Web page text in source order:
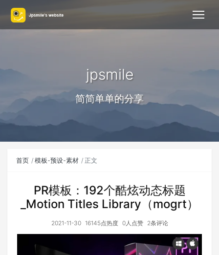
jpsmile
简简单单的分享
首页 模板-预设-素材 正文
PR模板：192个酷炫动态标题
_Motion Titles Library（mogrt）
2021-11-30 16145点热度 0人点赞 2条评论